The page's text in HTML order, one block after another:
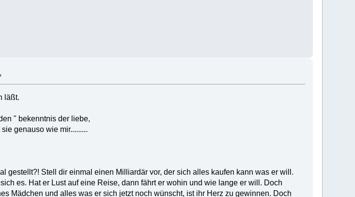
läßt.
" bekenntnis der liebe,
genauso wie mir.........
gestellt?! Stell dir einmal einen Milliardär vor, der sich alles kaufen kann was er will.
es. Hat er Lust auf eine Reise, dann fährt er wohin und wie lange er will. Doch
Mädchen und alles was er sich jetzt noch wünscht, ist ihr Herz zu gewinnen. Doch